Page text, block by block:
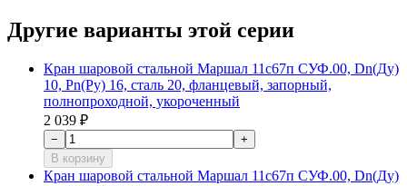
Другие варианты этой серии
Кран шаровой стальной Маршал 11с67п СУФ.00, Dn(Ду)
10, Рn(Ру) 16, сталь 20, фланцевый, запорный,
полнопроходной, укороченный
2 039 ₽
−
+
В корзину
Кран шаровой стальной Маршал 11с67п СУФ.00, Dn(Ду)